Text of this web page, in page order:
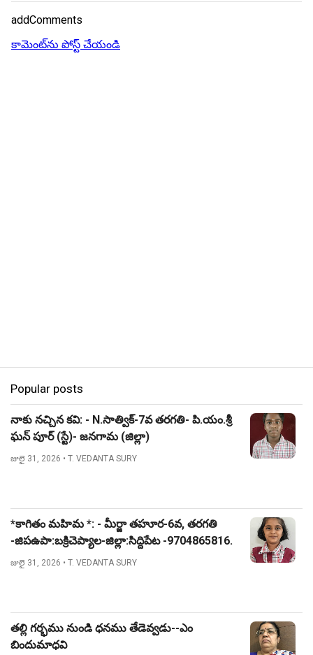
addComments
కామెంట్‌ను పోస్ట్ చేయండి
Popular posts
నాకు నచ్చిన కవి: - N.సాత్విక్-7వ తరగతి- పి.యం.శ్రీ
ఘన్ పూర్ (స్టే)- జనగామ (జిల్లా)
జులై 31, 2026 • T. VEDANTA SURY
*కాగితం మహిమ *: - మీర్జా తహూర-6వ, తరగతి
-జిపఉపా:బక్రిచెప్యాల-జిల్లా:సిద్దిపేట -9704865816.
జులై 31, 2026 • T. VEDANTA SURY
తల్లి గర్భము నుండి ధనము తేడెవ్వడు--ఎం
బిందుమాధవి